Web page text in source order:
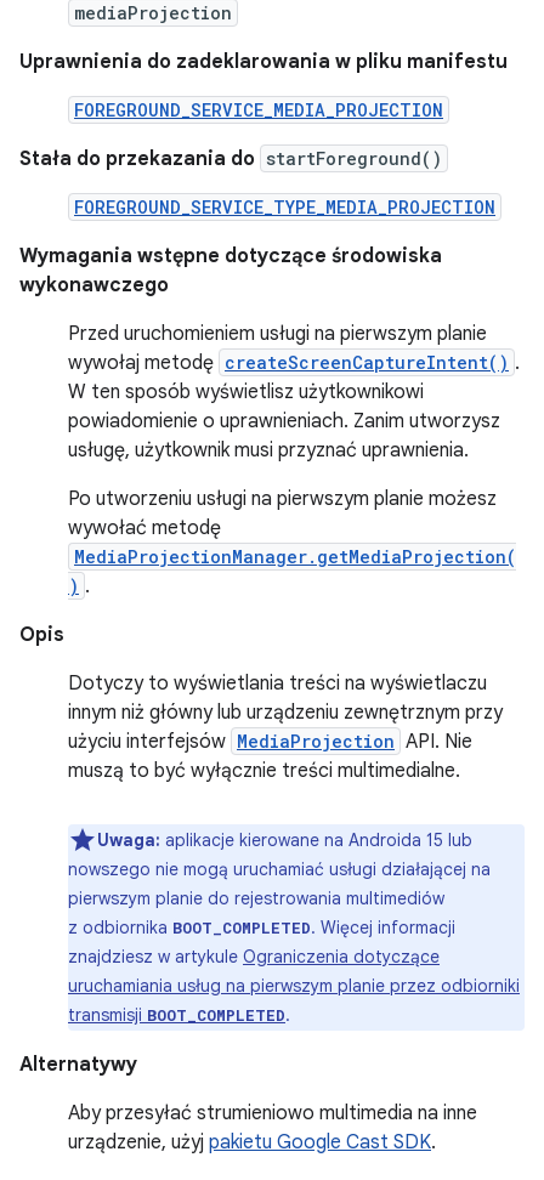
mediaProjection
Uprawnienia do zadeklarowania w pliku manifestu
FOREGROUND_SERVICE_MEDIA_PROJECTION
Stała do przekazania do startForeground()
FOREGROUND_SERVICE_TYPE_MEDIA_PROJECTION
Wymagania wstępne dotyczące środowiska
wykonawczego
Przed uruchomieniem usługi na pierwszym planie
wywołaj metodę createScreenCaptureIntent() .
W ten sposób wyświetlisz użytkownikowi
powiadomienie o uprawnieniach. Zanim utworzysz
usługę, użytkownik musi przyznać uprawnienia.
Po utworzeniu usługi na pierwszym planie możesz
wywołać metodę
MediaProjectionManager.getMediaProjection(
) .
Opis
Dotyczy to wyświetlania treści na wyświetlaczu
innym niż główny lub urządzeniu zewnętrznym przy
użyciu interfejsów MediaProjection API. Nie
muszą to być wyłącznie treści multimedialne.
Uwaga: aplikacje kierowane na Androida 15 lub
nowszego nie mogą uruchamiać usługi działającej na
pierwszym planie do rejestrowania multimediów
z odbiornika BOOT_COMPLETED. Więcej informacji
znajdziesz w artykule Ograniczenia dotyczące
uruchamiania usług na pierwszym planie przez odbiorniki
transmisji BOOT_COMPLETED.
Alternatywy
Aby przesyłać strumieniowo multimedia na inne
urządzenie, użyj pakietu Google Cast SDK.